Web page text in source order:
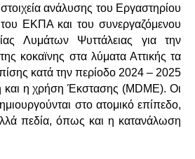
ανάλυσης του Εργαστηρίου
ΕΚΠΑ και του συνεργαζόμενου
Λυμάτων Ψυττάλειας για την
κοκαϊνης στα λύματα Αττικής τα
κατά την περίοδο 2024 – 2025
και η χρήση Έκστασης (MDME). Οι
στο ατομικό επίπεδο,
πεδία, όπως και η κατανάλωση